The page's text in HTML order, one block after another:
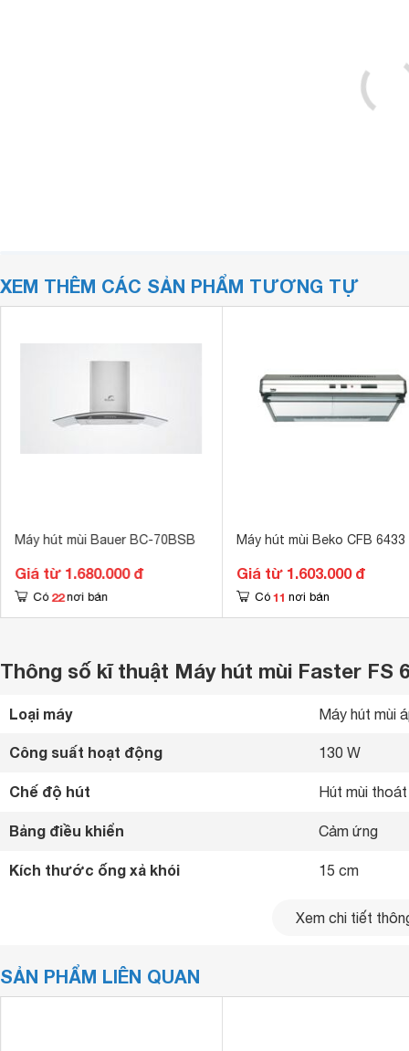
XEM THÊM CÁC SẢN PHẨM TƯƠNG TỰ
Máy hút mùi Bauer BC-70BSB
Giá từ 1.680.000 đ
Có 22 nơi bán
Máy hút mùi Beko CFB 6433
Giá từ 1.603.000 đ
Có 11 nơi bán
Thông số kĩ thuật Máy hút mùi Faster FS
Loại máy Máy hút mùi
Công suất hoạt động 130 W
Chế độ hút Hút mùi
Bảng điều khiển Cảm ứng
Kích thước ống xả khói 15 cm
Xem chi tiết
SẢN PHẨM LIÊN QUAN